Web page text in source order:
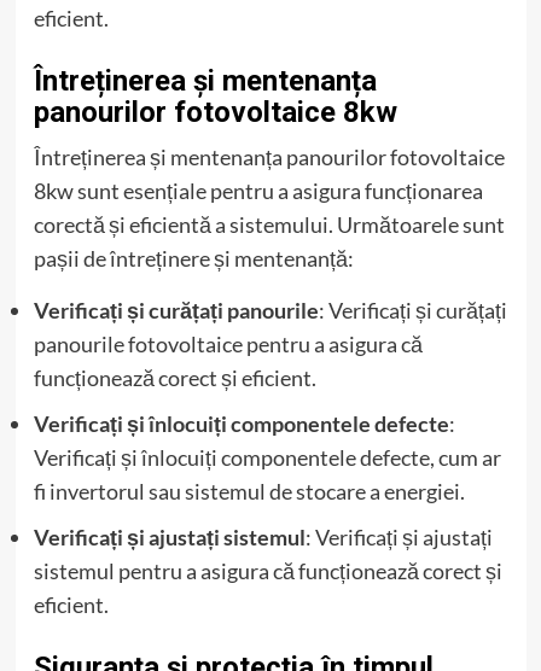
eficient.
Întreținerea și mentenanța
panourilor fotovoltaice 8kw
Întreținerea și mentenanța panourilor fotovoltaice
8kw sunt esențiale pentru a asigura funcționarea
corectă și eficientă a sistemului. Următoarele sunt
pașii de întreținere și mentenanță:
Verificați și curățați panourile: Verificați și curățați
panourile fotovoltaice pentru a asigura că
funcționează corect și eficient.
Verificați și înlocuiți componentele defecte:
Verificați și înlocuiți componentele defecte, cum ar
fi invertorul sau sistemul de stocare a energiei.
Verificați și ajustați sistemul: Verificați și ajustați
sistemul pentru a asigura că funcționează corect și
eficient.